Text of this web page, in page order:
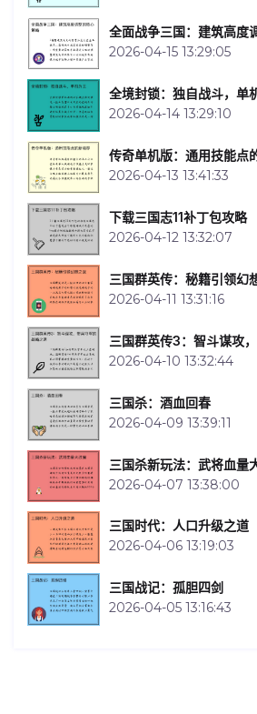
全面战争三国：建筑高度
2026-04-15 13:29:05
全境封锁：独自战斗，单
2026-04-14 13:29:10
传奇单机版：通用技能点
2026-04-13 13:41:33
下载三国志11补丁包攻略
2026-04-12 13:32:07
三国群英传：秘籍引领幻
2026-04-11 13:31:16
三国群英传3：智斗谋攻
2026-04-10 13:32:44
三国杀：酒血回春
2026-04-09 13:39:11
三国杀新玩法：武将血量
2026-04-07 13:38:00
三国时代：人口升级之道
2026-04-06 13:19:03
三国战记：孤胆四剑
2026-04-05 13:16:43